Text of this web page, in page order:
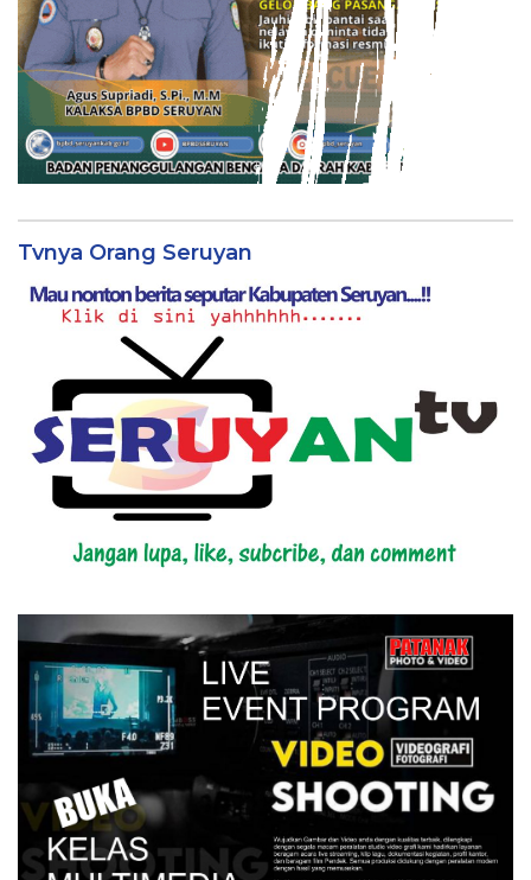
Tvnya Orang Seruyan